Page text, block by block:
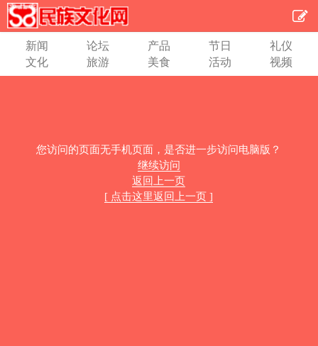
新闻 论坛 产品 节日
礼仪
文化
旅游 美食 活动 视频
您访问的页面无手机页面，是否进一步访问电脑版？
继续访问
返回上一页
[ 点击这里返回上一页 ]